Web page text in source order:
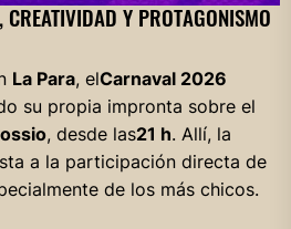
CREATIVIDAD Y PROTAGONISMO
La Para, elCarnaval 2026
su propia impronta sobre el
, desde las21 h. Allí, la
a la participación directa de
de los más chicos.